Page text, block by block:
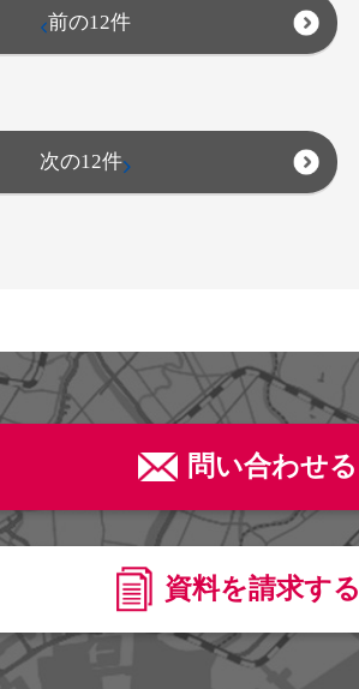
前の12件
次の12件
問い合わせる
資料を請求する